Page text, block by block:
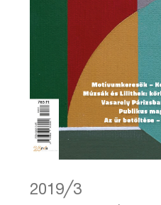
2019╱3